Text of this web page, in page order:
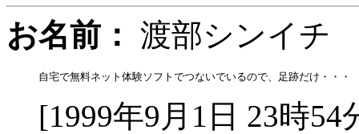
お名前： 渡部シン
[1999年9月1日 23時54